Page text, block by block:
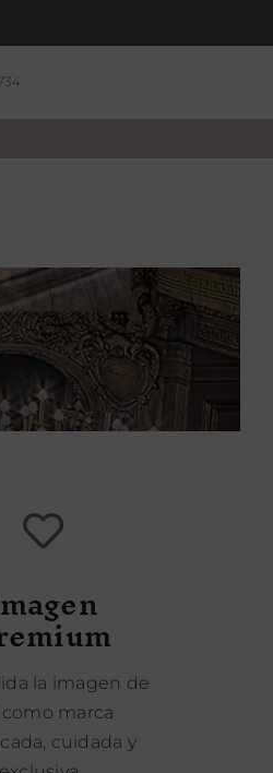
la imagen de
como marca
cuidada y